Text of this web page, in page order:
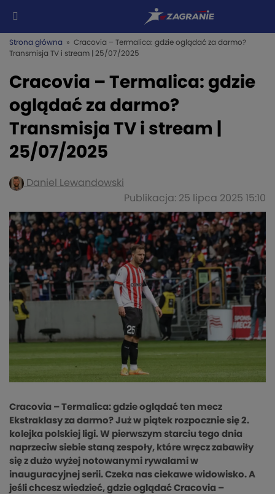
Strona główna » Cracovia – Termalica: gdzie oglądać za darmo?
Transmisja TV i stream | 25/07/2025
Cracovia – Termalica: gdzie
oglądać za darmo?
Transmisja TV i stream |
25/07/2025
Daniel Lewandowski
Publikacja: 25 lipca 2025 15:10
Cracovia – Termalica: gdzie oglądać ten mecz
Ekstraklasy za darmo? Już w piątek rozpocznie się 2.
kolejka polskiej ligi. W pierwszym starciu tego dnia
naprzeciw siebie staną zespoły, które wręcz zabawiły
się z dużo wyżej notowanymi rywalami w
inauguracyjnej serii. Czeka nas ciekawe widowisko. A
jeśli chcesz wiedzieć, gdzie oglądać Cracovia –